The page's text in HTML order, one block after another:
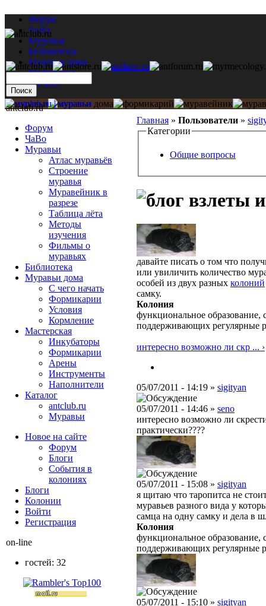
Форум
ЧаВо
Муравьи
Библиотека
Муравьи дома
Мастерская
Каталог
Главная » Пользователи »
Категории
Общие вопросы
взлеты
давайте писать о том что
или увиличить количество
особей из двух разных колоний
самку.
Колония
функциональное образование,
поддерживающих регулярные
интересно возможно ли скр ... ›
05/07/2011 - 14:19 » sigityan
05/07/2011 - 14:46 » seno
интересно возможно ли
практически????
05/07/2011 - 15:08 » sigityan
я щитаю что таропитса не
муравьев разного вида у
самца на одну самку и дела в
Колония
функциональное образование,
поддерживающих регулярные
05/07/2011 - 15:10 » sigityan
antclub.ru
Форум
ЧаВо
Муравьи
Атлас муравьёв
Строение
муравья
Муравейник в
разрезе
Таблица лёта
Методы
изучения
Фильмы о
муравьях
Библиотека
Муравьи дома
С чего начать
Формикарии
Условия
Кормление
Мастерская
Инкубаторы
Формикарии
Арены
Инструменты
Наполнители
Каталог
antclub.ru
Муравьи
Новое на сайте
Форум
Блоги
События в
колониях
Блоги
Колонии
Войти
Peгиcтpaция
on-line
гостей: 32